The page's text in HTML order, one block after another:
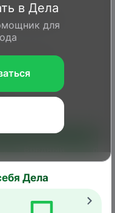
или
ветра не
на
объект
в Дела
для
Дела